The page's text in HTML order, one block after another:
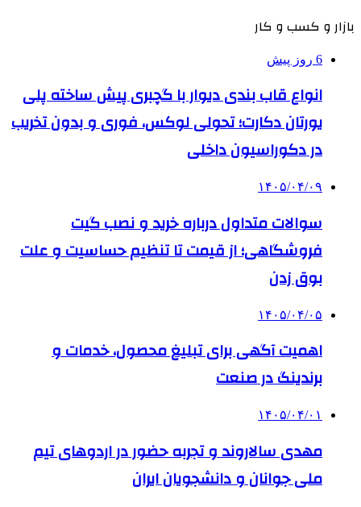
بازار و کسب و کار
6 روز پیش
انواع قاب بندی دیوار با گچبری پیش ساخته پلی
یورتان دکارت؛ تحولی لوکس، فوری و بدون تخریب
در دکوراسیون داخلی
۱۴۰۵/۰۴/۰۹
سوالات متداول درباره خرید و نصب گیت
فروشگاهی؛ از قیمت تا تنظیم حساسیت و علت
بوق زدن
۱۴۰۵/۰۴/۰۵
اهمیت آگهی برای تبلیغ محصول، خدمات و
برندینگ در صنعت
۱۴۰۵/۰۴/۰۱
مهدی سالاروند و تجربه حضور در اردوهای تیم
ملی جوانان و دانشجویان ایران